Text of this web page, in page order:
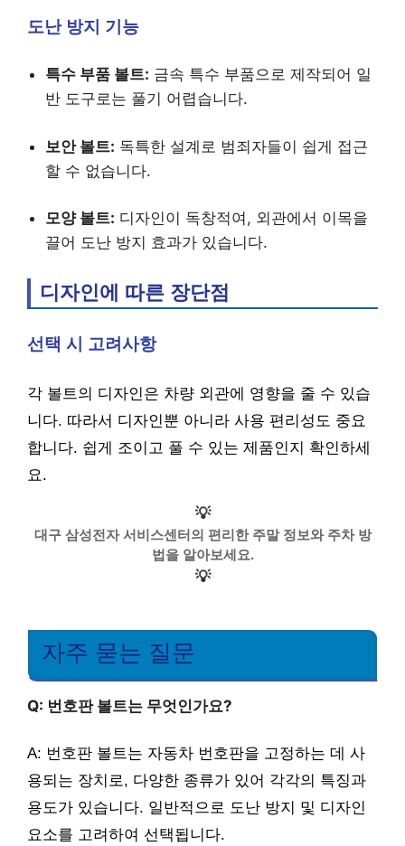
도난 방지 기능
특수 부품 볼트: 금속 특수 부품으로 제작되어 일
반 도구로는 풀기 어렵습니다.
보안 볼트: 독특한 설계로 범죄자들이 쉽게 접근
할 수 없습니다.
모양 볼트: 디자인이 독창적여, 외관에서 이목을
끌어 도난 방지 효과가 있습니다.
디자인에 따른 장단점
선택 시 고려사항
각 볼트의 디자인은 차량 외관에 영향을 줄 수 있습
니다. 따라서 디자인뿐 아니라 사용 편리성도 중요
합니다. 쉽게 조이고 풀 수 있는 제품인지 확인하세
요.
💡
대구 삼성전자 서비스센터의 편리한 주말 정보와 주차 방
법을 알아보세요.
💡
자주 묻는 질문
Q: 번호판 볼트는 무엇인가요?
A: 번호판 볼트는 자동차 번호판을 고정하는 데 사
용되는 장치로, 다양한 종류가 있어 각각의 특징과
용도가 있습니다. 일반적으로 도난 방지 및 디자인
요소를 고려하여 선택됩니다.